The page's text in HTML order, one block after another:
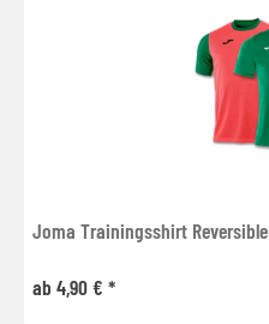
Joma Trainingsshirt Reversible
ab 4,90 € *